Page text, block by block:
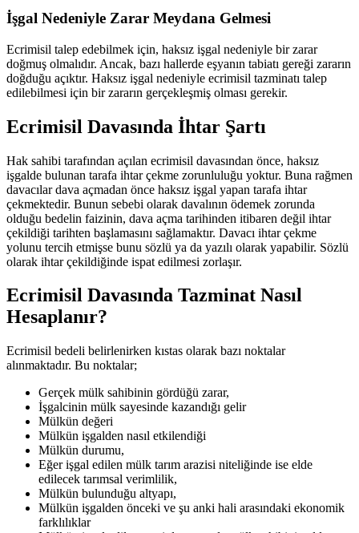
İşgal Nedeniyle Zarar Meydana Gelmesi
Ecrimisil talep edebilmek için, haksız işgal nedeniyle bir zarar
doğmuş olmalıdır. Ancak, bazı hallerde eşyanın tabiatı gereği zararın
doğduğu açıktır. Haksız işgal nedeniyle ecrimisil tazminatı talep
edilebilmesi için bir zararın gerçekleşmiş olması gerekir.
Ecrimisil Davasında İhtar Şartı
Hak sahibi tarafından açılan ecrimisil davasından önce, haksız
işgalde bulunan tarafa ihtar çekme zorunluluğu yoktur. Buna rağmen
davacılar dava açmadan önce haksız işgal yapan tarafa ihtar
çekmektedir. Bunun sebebi olarak davalının ödemek zorunda
olduğu bedelin faizinin, dava açma tarihinden itibaren değil ihtar
çekildiği tarihten başlamasını sağlamaktır. Davacı ihtar çekme
yolunu tercih etmişse bunu sözlü ya da yazılı olarak yapabilir. Sözlü
olarak ihtar çekildiğinde ispat edilmesi zorlaşır.
Ecrimisil Davasında Tazminat Nasıl
Hesaplanır?
Ecrimisil bedeli belirlenirken kıstas olarak bazı noktalar
alınmaktadır. Bu noktalar;
Gerçek mülk sahibinin gördüğü zarar,
İşgalcinin mülk sayesinde kazandığı gelir
Mülkün değeri
Mülkün işgalden nasıl etkilendiği
Mülkün durumu,
Eğer işgal edilen mülk tarım arazisi niteliğinde ise elde
edilecek tarımsal verimlilik,
Mülkün bulunduğu altyapı,
Mülkün işgalden önceki ve şu anki hali arasındaki ekonomik
farklılıklar